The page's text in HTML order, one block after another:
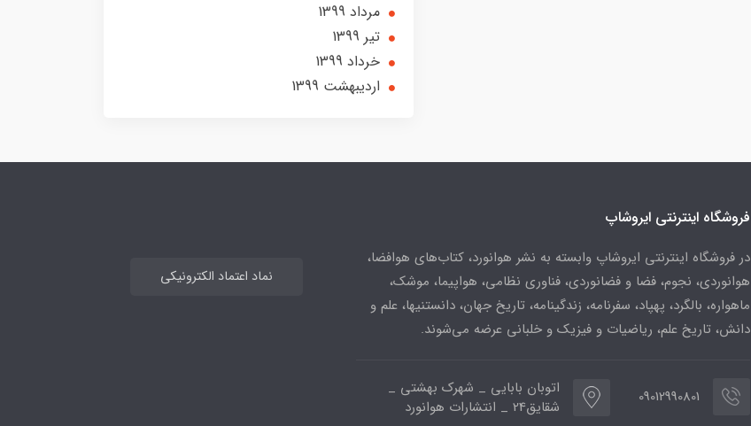
مرداد 1399
تير 1399
خرداد 1399
ارديبهشت 1399
فروشگاه اینترنتی ایروشاپ
در فروشگاه اینترنتی ایروشاپ وابسته به نشر هوانورد، کتاب‌های هوافضا،
هوانوردی، نجوم، فضا و فضانوردی، فناوری نظامی، هواپیما، موشک،
ماهواره، بالگرد، پهپاد، سفرنامه، زندگینامه، تاریخ جهان، دانستنیها، علم و
دانش، تاریخ علم، ریاضیات و فیزیک و خلبانی عرضه می‌شوند.
09012990801
اتوبان بابایی _ شهرک بهشتی _
شقایق24 _ انتشارات هوانورد
نماد اعتماد الکترونیکی